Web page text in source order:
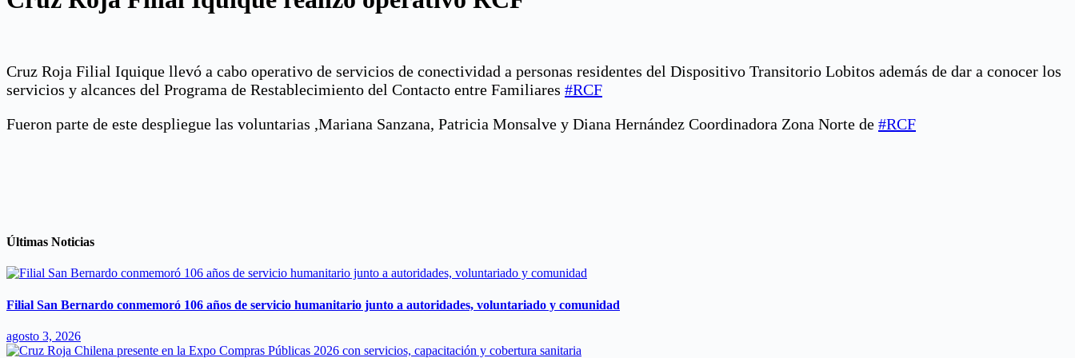
Cruz Roja Filial Iquique llevó a cabo operativo de servicios de conectividad a personas residentes del Dispositivo Transitorio Lobitos además de dar a conocer los
servicios y alcances del Programa de Restablecimiento del Contacto entre Familiares #RCF
Fueron parte de este despliegue las voluntarias ,Mariana Sanzana, Patricia Monsalve y Diana Hernández Coordinadora Zona Norte de #RCF
Últimas Noticias
Filial San Bernardo conmemoró 106 años de servicio humanitario junto a autoridades, voluntariado y comunidad
agosto 3, 2026